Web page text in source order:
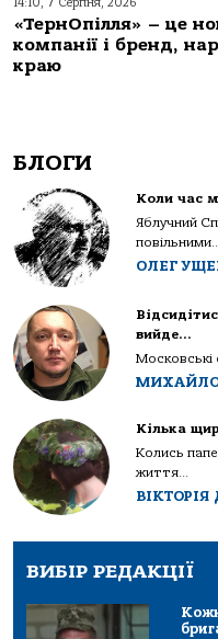
«ТернОпілля» – це
компанії і бренд,
краю
БЛОГИ
Коли час
Яблучний
повільними...
ОЛЕГ
вийде…
Московські
Кілька
Колись
життя...
ВІКТОРІЯ
ВИБІР РЕДАКЦІЇ